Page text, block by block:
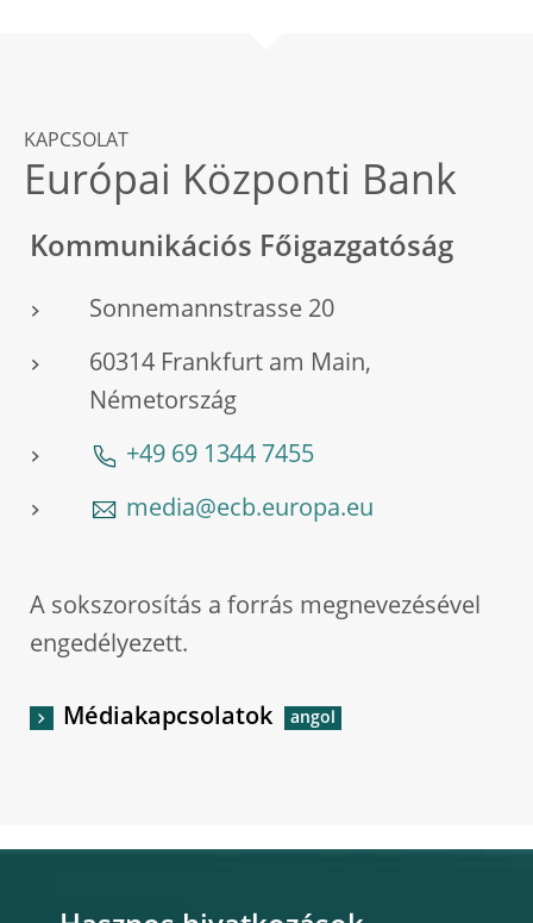
KAPCSOLAT
Európai Központi Bank
Kommunikációs Főigazgatóság
Sonnemannstrasse 20
60314 Frankfurt am Main,
Németország
+49 69 1344 7455
media@ecb.europa.eu
A sokszorosítás a forrás megnevezésével
engedélyezett.
Médiakapcsolatok